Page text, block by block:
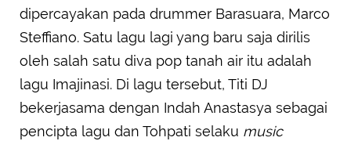
dipercayakan pada drummer Barasuara, Marco
Steffiano. Satu lagu lagi yang baru saja dirilis
oleh salah satu diva pop tanah air itu adalah
lagu Imajinasi. Di lagu tersebut, Titi DJ
bekerjasama dengan Indah Anastasya sebagai
pencipta lagu dan Tohpati selaku music